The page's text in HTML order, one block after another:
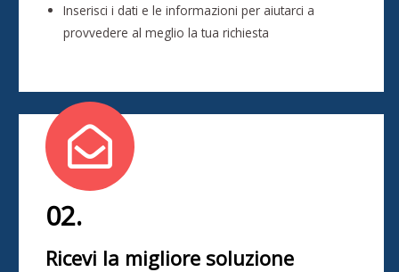
Inserisci i dati e le informazioni per aiutarci a
provvedere al meglio la tua richiesta
02.
Ricevi la migliore soluzione